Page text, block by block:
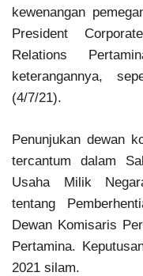
kewenangan
President
Relations
keterangannya,
(4/7/21).
Penunjukan dewan
tercantum dalam
Usaha Milik
tentang
Dewan Komisaris
Pertamina.
2021 silam.